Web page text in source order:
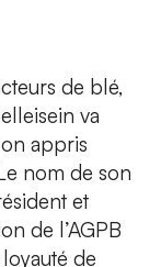
de blé,
va
appris
nom de son
et
de l’AGPB
de